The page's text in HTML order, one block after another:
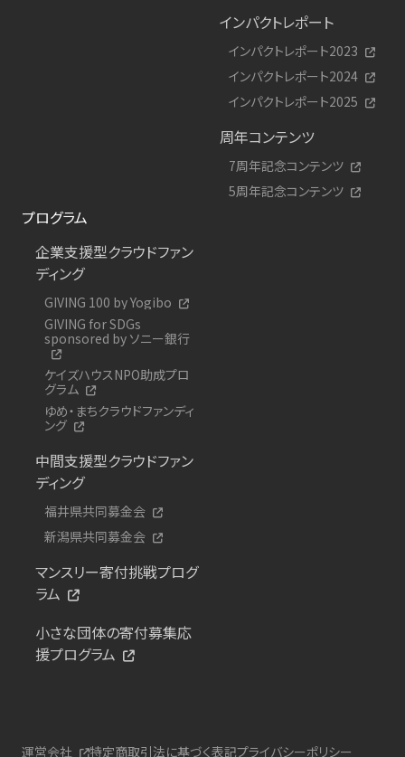
インパクトレポート
インパクトレポート2023
インパクトレポート2024
インパクトレポート2025
周年コンテンツ
7周年記念コンテンツ
5周年記念コンテンツ
プログラム
企業支援型クラウドファン
ディング
GIVING 100 by Yogibo
GIVING for SDGs
sponsored by ソニー銀行
ケイズハウスNPO助成プロ
グラム
ゆめ・まちクラウドファンディ
ング
中間支援型クラウドファン
ディング
福井県共同募金会
新潟県共同募金会
マンスリー寄付挑戦プログ
ラム
小さな団体の寄付募集応
援プログラム
運営会社 特定商取引法に基づく表記プライバシーポリシー